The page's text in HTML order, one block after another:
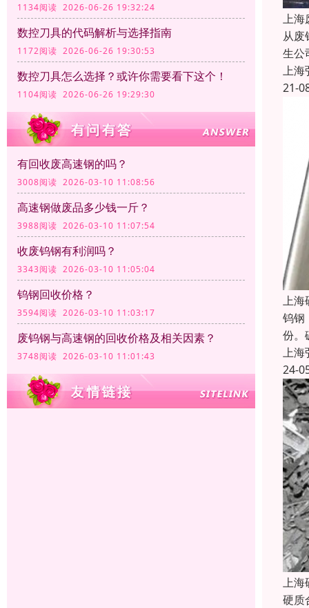
1134阅读 2026-06-26 19:32:24
数控刀具的代码解析与选择指南
1172阅读 2026-06-26 19:30:53
数控刀具怎么选择？或许你需要看下这个！
1104阅读 2026-06-26 19:29:30
有回收废高速钢的吗？
3008阅读 2026-03-10 11:08:56
高速钢做废品多少钱一斤？
3988阅读 2026-03-10 11:07:54
收废钨钢有利润吗？
3343阅读 2026-03-10 11:05:04
钨钢回收价格？
3594阅读 2026-03-10 11:03:17
废钨钢与高速钢的回收价格及相关因素？
3748阅读 2026-03-10 11:01:43
上海
从废
生公
上海
21-
上海
钨钢
份。
上海
24-
上海
硬质